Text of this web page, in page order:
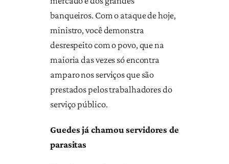
banqueiros. Com o ataque de hoje,
ministro, você demonstra
desrespeito com o povo, que na
maioria das vezes só encontra
amparo nos serviços que são
prestados pelos trabalhadores do
serviço público.
Guedes já chamou servidores de
parasitas